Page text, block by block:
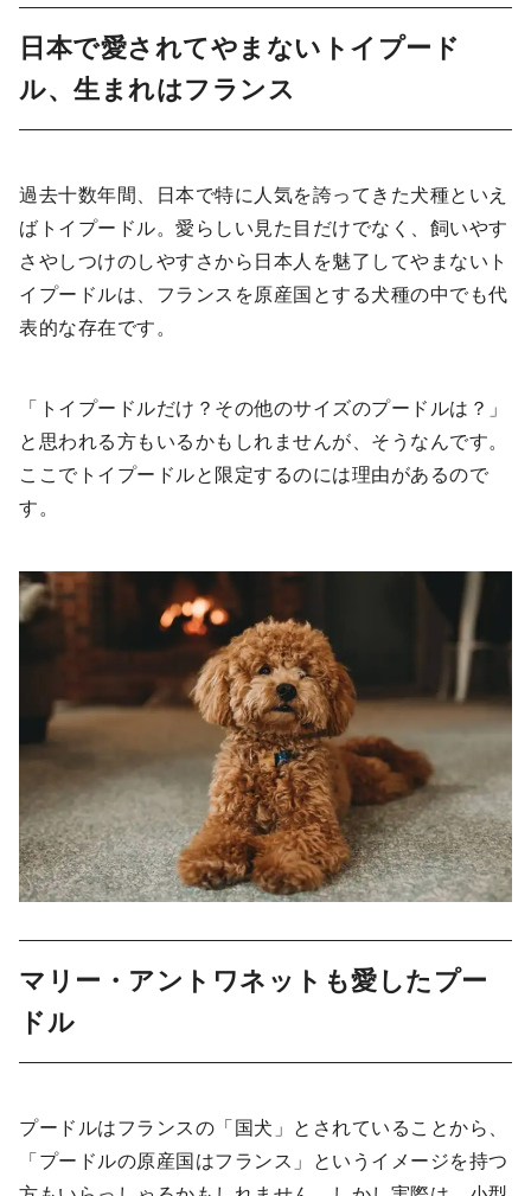
日本で愛されてやまないトイプード
ル、生まれはフランス
過去十数年間、日本で特に人気を誇ってきた犬種といえ
ばトイプードル。愛らしい見た目だけでなく、飼いやす
さやしつけのしやすさから日本人を魅了してやまないト
イプードルは、フランスを原産国とする犬種の中でも代
表的な存在です。
「トイプードルだけ？その他のサイズのプードルは？」
と思われる方もいるかもしれませんが、そうなんです。
ここでトイプードルと限定するのには理由があるので
す。
マリー・アントワネットも愛したプー
ドル
プードルはフランスの「国犬」とされていることから、
「プードルの原産国はフランス」というイメージを持つ